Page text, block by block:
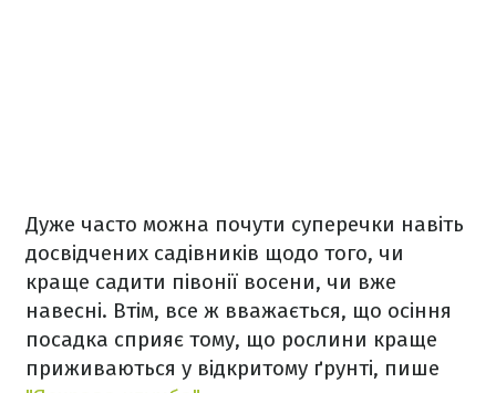
Дуже часто можна почути суперечки навіть
досвідчених садівників щодо того, чи
краще садити півонії восени, чи вже
навесні. Втім, все ж вважається, що осіння
посадка сприяє тому, що рослини краще
приживаються у відкритому ґрунті, пише